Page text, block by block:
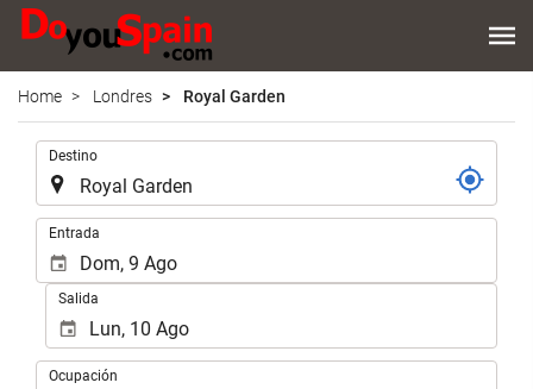
Home Londres Royal Garden
Introduzca
lugar
de
destino
en
que
realizar
Destino
Introduzca
las
fechas
inicio
fin
Entrada
Salida
Ocupación
Ocupación